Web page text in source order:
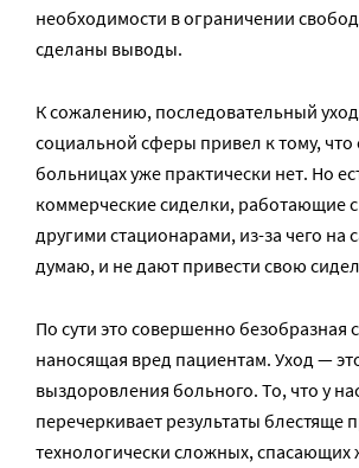
необходимости в ограничении
сделаны выводы.
К сожалению, последовательный уход
социальной сферы привел к тому, что
больницах уже практически нет. Но
коммерческие сиделки, работающие
другими стационарами, из-за чего на
думаю, и не дают привести свою
По сути это совершенно безобразная
наносящая вред пациентам. Уход —
выздоровления больного. То, что у
перечеркивает результаты блестяще
технологически сложных, спасающих